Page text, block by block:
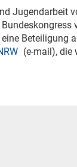
Jugendarbeit
Beteiligung
(e-mail), die